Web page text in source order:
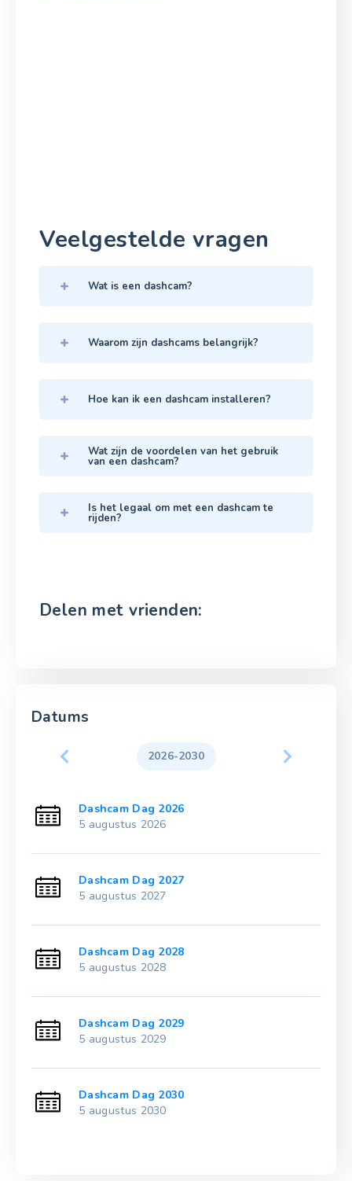
Veelgestelde vragen
Wat is een dashcam?
Waarom zijn dashcams belangrijk?
Hoe kan ik een dashcam installeren?
Wat zijn de voordelen van het gebruik
van een dashcam?
Is het legaal om met een dashcam te
rijden?
Delen met vrienden:
Datums
2026-2030
Dashcam Dag 2026
5 augustus 2026
Dashcam Dag 2027
5 augustus 2027
Dashcam Dag 2028
5 augustus 2028
Dashcam Dag 2029
5 augustus 2029
Dashcam Dag 2030
5 augustus 2030